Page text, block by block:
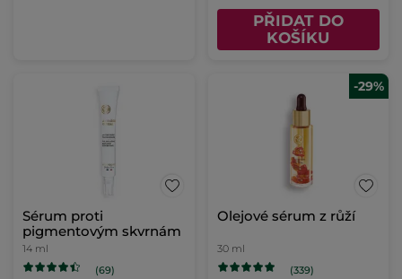
PŘIDAT DO
KOŠÍKU
Sérum proti
pigmentovým skvrnám
14 ml
(69)
-29%
Olejové sérum z růží
30 ml
(339)